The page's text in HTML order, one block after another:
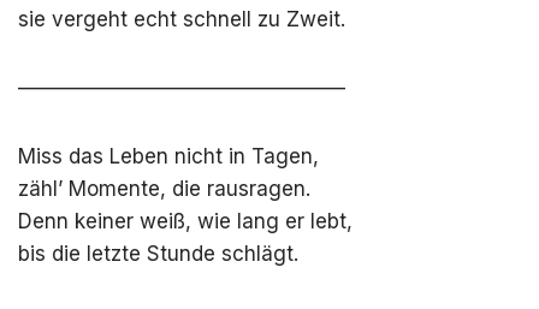
sie vergeht echt schnell zu Zweit.
————————————————
Miss das Leben nicht in Tagen,
zähl’ Momente, die rausragen.
Denn keiner weiß, wie lang er lebt,
bis die letzte Stunde schlägt.